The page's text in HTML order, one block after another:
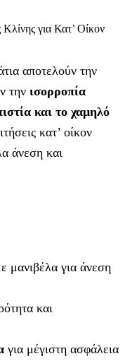
για Κατ’ Οίκον
αποτελούν την
την ισορροπία
και το χαμηλό
κατ’ οίκον
άνεση και
μανιβέλα για άνεση
και
για μέγιστη ασφάλεια